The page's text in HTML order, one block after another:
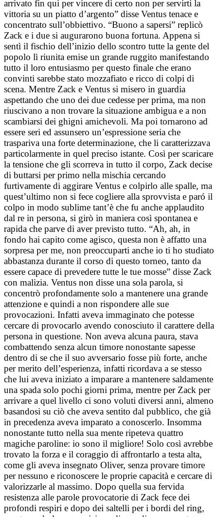
arrivato fin qui per vincere di certo non per servirti la
vittoria su un piatto d’argento” disse Ventus tenace e
concentrato sull’obbiettivo. “Buono a sapersi” replicò
Zack e i due si augurarono buona fortuna. Appena si
sentì il fischio dell’inizio dello scontro tutte la gente del
popolo lì riunita emise un grande ruggito manifestando
tutto il loro entusiasmo per questo finale che erano
convinti sarebbe stato mozzafiato e ricco di colpi di
scena. Mentre Zack e Ventus si misero in guardia
aspettando che uno dei due cedesse per prima, ma non
riuscivano a non trovare la situazione ambigua e a non
scambiarsi dei ghigni amichevoli. Ma poi tornarono ad
essere seri ed assunsero un’espressione seria che
traspariva una forte determinazione, che li caratterizzava
particolarmente in quel preciso istante. Così per scaricare
la tensione che gli scorreva in tutto il corpo, Zack decise
di buttarsi per primo nella mischia cercando
furtivamente di aggirare Ventus e colpirlo alle spalle, ma
quest’ultimo non si fece cogliere alla sprovvista e paró il
colpo in modo sublime tant’è che fu anche applaudito
dal re in persona, si girò in maniera così spontanea e
rapida che parve di aver previsto tutto. “Ah, ah, in
fondo hai capito come agisco, questa non è affatto una
sorpresa per me, non preoccuparti anche io ti ho studiato
abbastanza durante il corso di questo torneo, tanto da
essere capace di prevedere tutte le tue mosse” disse Zack
con malizia. Ventus non disse una sola parola, si
concentrò profondamente solo a mantenere una grande
attenzione e quindi a non rispondere alle sue
provocazioni. Infatti aveva immaginato che potesse
cercare di provocarlo avendo conosciuto il carattere della
persona in questione. Non aveva alcuna paura, stava
combattendo senza alcun timore nonostante sapesse
dentro di se che il suo avversario fosse più forte, anche
per merito dell’esperienza, infatti ricordava a se stesso
che lui aveva iniziato a imparare a mantenere saldamente
una spada solo pochi giorni prima, mentre per Zack per
arrivare a quel livello ci sono voluti diversi anni, almeno
basandosi su ciò che aveva sentito dal pubblico, che già
in precedenza aveva imparato a conoscerlo. Insomma
nonostante tutto nella sua mente ripeteva quattro
magiche paroline: io sono il migliore! Solo così avrebbe
trovato la forza e il coraggio di affrontarlo a testa alta,
come gli aveva insegnato Oliver, senza provare timore
per nessuno e riconoscere le proprie capacità e cercare di
valorizzarle al massimo. Dopo quella sua fervida
resistenza alle parole provocatorie di Zack fece dei
profondi respiri e dopo dei saltelli per i bordi del ring,